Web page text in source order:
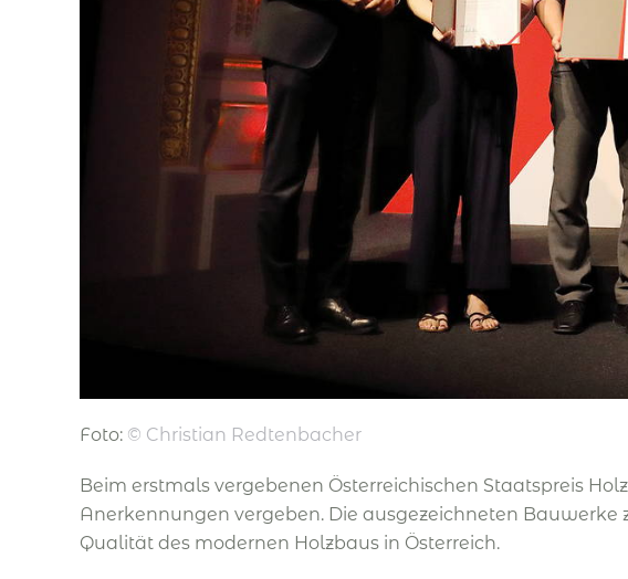
Foto: © Christian Redtenbacher
Beim erstmals vergebenen Österreichischen Staatspreis
Anerkennungen vergeben. Die ausgezeichneten
Qualität des modernen Holzbaus in Österreich.